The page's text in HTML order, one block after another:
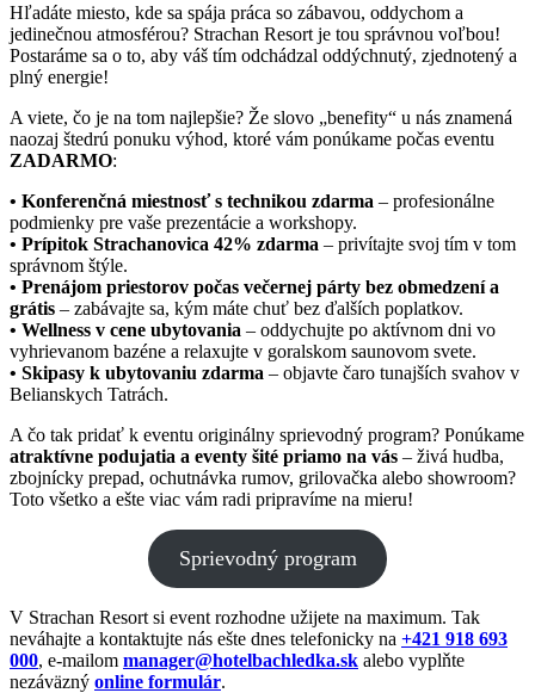
Hľadáte miesto, kde sa spája práca so zábavou, oddychom a
jedinečnou atmosférou? Strachan Resort je tou správnou voľbou!
Postaráme sa o to, aby váš tím odchádzal oddýchnutý, zjednotený a
plný energie!
A viete, čo je na tom najlepšie? Že slovo „benefity“ u nás znamená
naozaj štedrú ponuku výhod, ktoré vám ponúkame počas eventu
ZADARMO:
• Konferenčná miestnosť s technikou zdarma – profesionálne
podmienky pre vaše prezentácie a workshopy.
• Prípitok Strachanovica 42% zdarma – privítajte svoj tím v tom
správnom štýle.
• Prenájom priestorov počas večernej párty bez obmedzení a
grátis – zabávajte sa, kým máte chuť bez ďalších poplatkov.
• Wellness v cene ubytovania – oddychujte po aktívnom dni vo
vyhrievanom bazéne a relaxujte v goralskom saunovom svete.
• Skipasy k ubytovaniu zdarma – objavte čaro tunajších svahov v
Belianskych Tatrách.
A čo tak pridať k eventu originálny sprievodný program? Ponúkame
atraktívne podujatia a eventy šité priamo na vás – živá hudba,
zbojnícky prepad, ochutnávka rumov, grilovačka alebo showroom?
Toto všetko a ešte viac vám radi pripravíme na mieru!
Sprievodný program
V Strachan Resort si event rozhodne užijete na maximum. Tak
neváhajte a kontaktujte nás ešte dnes telefonicky na +421 918 693
000, e-mailom manager@hotelbachledka.sk alebo vyplňte
nezáväzný online formulár.